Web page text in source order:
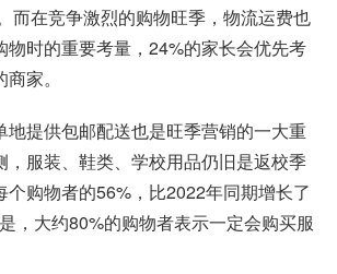
而在竞争激烈的购物旺季，物流运费也
物时的重要考量，24%的家长会优先考
家。
地提供包邮配送也是旺季营销的一大重
，服装、鞋类、学校用品仍旧是返校季
个购物者的56%，比2022年同期增长了
，大约80%的购物者表示一定会购买服